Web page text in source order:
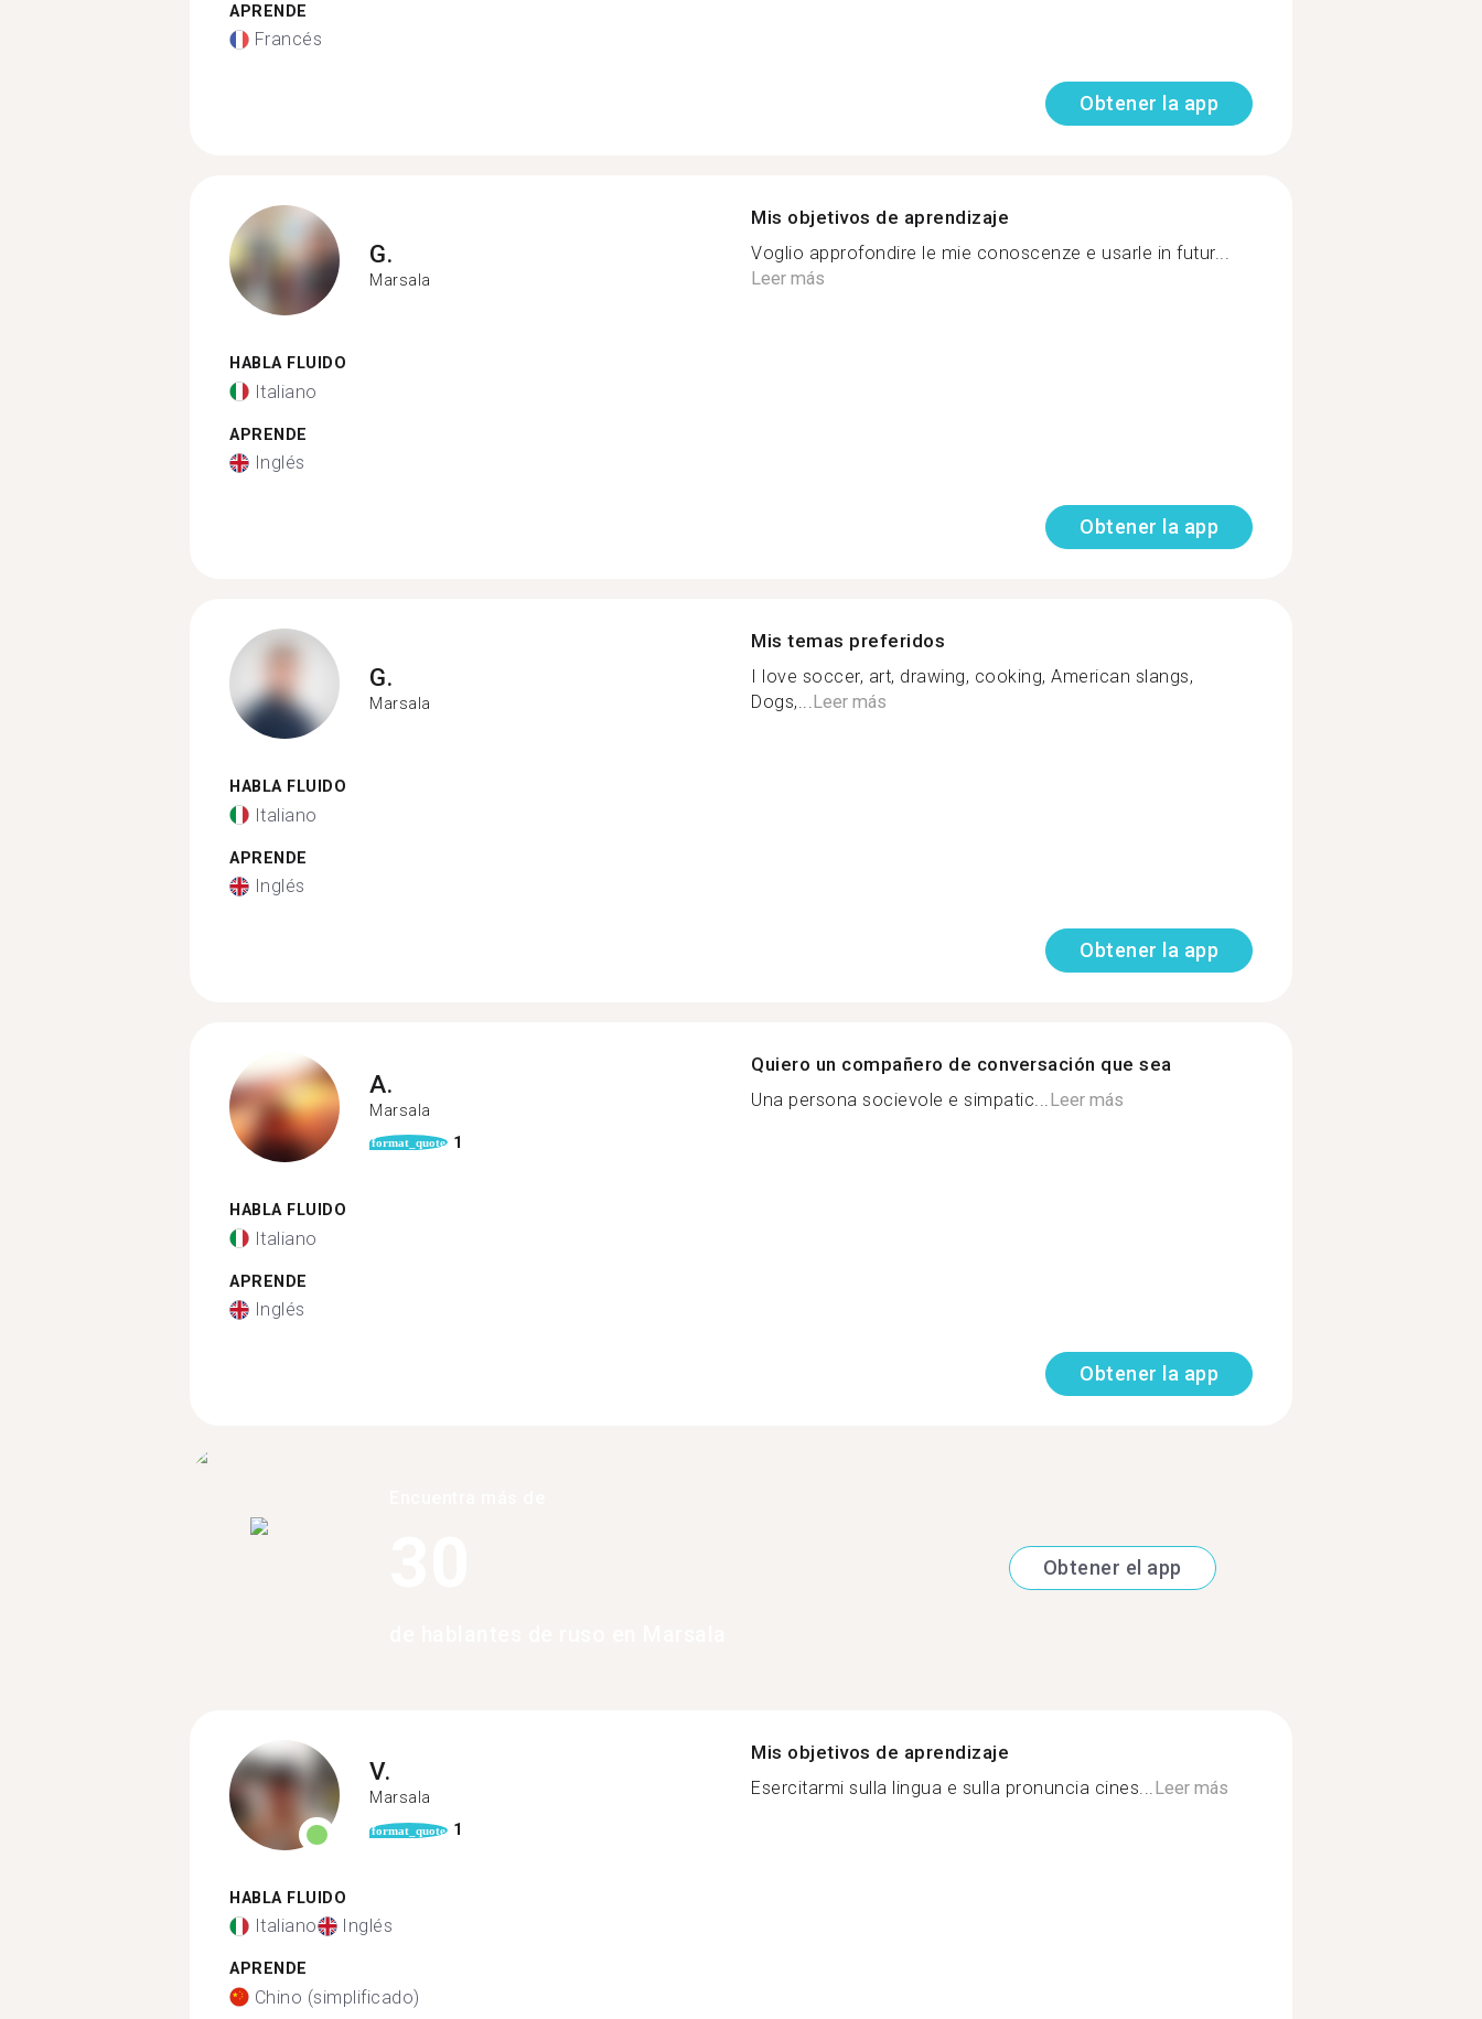
APRENDE
Francés
Obtener la app
G.
Marsala
HABLA FLUIDO
Italiano
APRENDE
Inglés
Mis objetivos de aprendizaje
Voglio approfondire le mie conoscenze e usarle in futur...
Leer más
Obtener la app
G.
Marsala
HABLA FLUIDO
Italiano
APRENDE
Inglés
Mis temas preferidos
I love soccer, art, drawing, cooking, American slangs,
Dogs,...Leer más
Obtener la app
A.
Marsala
format_quote 1
HABLA FLUIDO
Italiano
APRENDE
Inglés
Quiero un compañero de conversación que sea
Una persona socievole e simpatic...Leer más
Obtener la app
Obtener el app
V.
Marsala
format_quote 1
HABLA FLUIDO
Italiano Inglés
APRENDE
Chino (simplificado)
Mis objetivos de aprendizaje
Esercitarmi sulla lingua e sulla pronuncia cines... Leer más